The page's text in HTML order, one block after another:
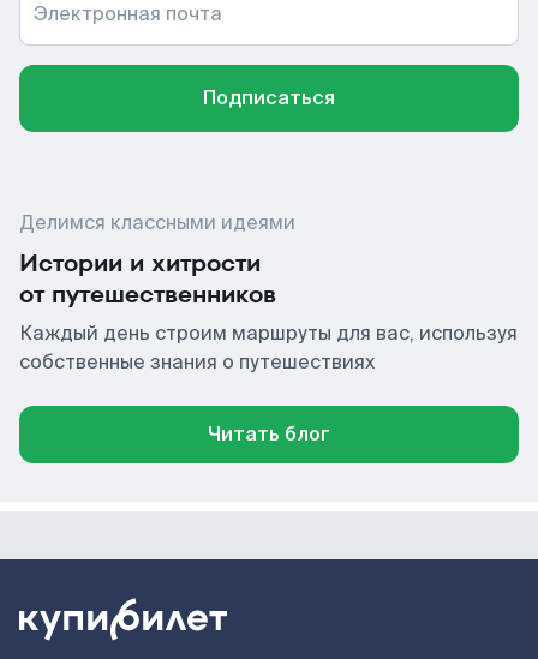
Электронная почта
Подписаться
Делимся классными идеями
Истории и хитрости
от путешественников
Каждый день строим маршруты для вас, используя
собственные знания о путешествиях
Читать блог